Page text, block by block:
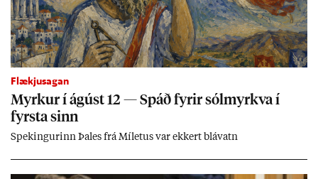
Flækjusagan
Myrk­ur í ág­úst 12 — Spáð fyr­ir sól­myrkva í
fyrsta sinn
Spek­ing­ur­inn Þa­les frá Míletus var ekk­ert blá­vatn